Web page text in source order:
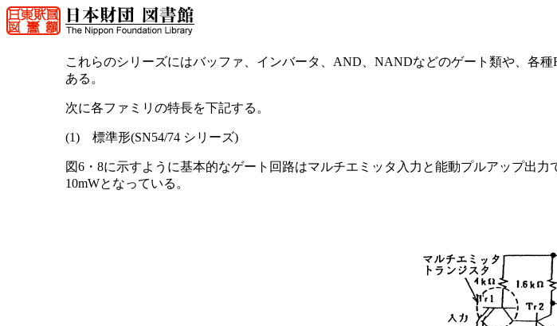
これらのシリーズにはバッファ、インバータ、AND、NANDなどのゲート類や、各
ある。
次に各ファミリの特長を下記する。
(1) 標準形(SN54/74 シリーズ)
図6・8に示すように基本的なゲート回路はマルチエミッタ入力と能動プルアップ出
10mWとなっている。